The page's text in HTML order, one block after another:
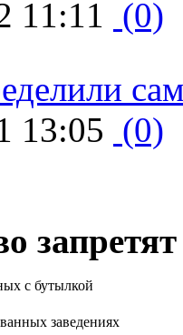
11:11 (0)
13:05 (0)
с бутылкой
заведениях